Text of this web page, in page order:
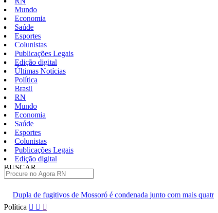
Mundo
Economia
Saúde
Esportes
Colunistas
Publicações Legais
Edição digital
Últimas Notícias
Política
Brasil
RN
Mundo
Economia
Saúde
Esportes
Colunistas
Publicações Legais
Edição digital
BUSCAR
Mossoró é condenada junto com mais quatro homens que deram
Pular
Política